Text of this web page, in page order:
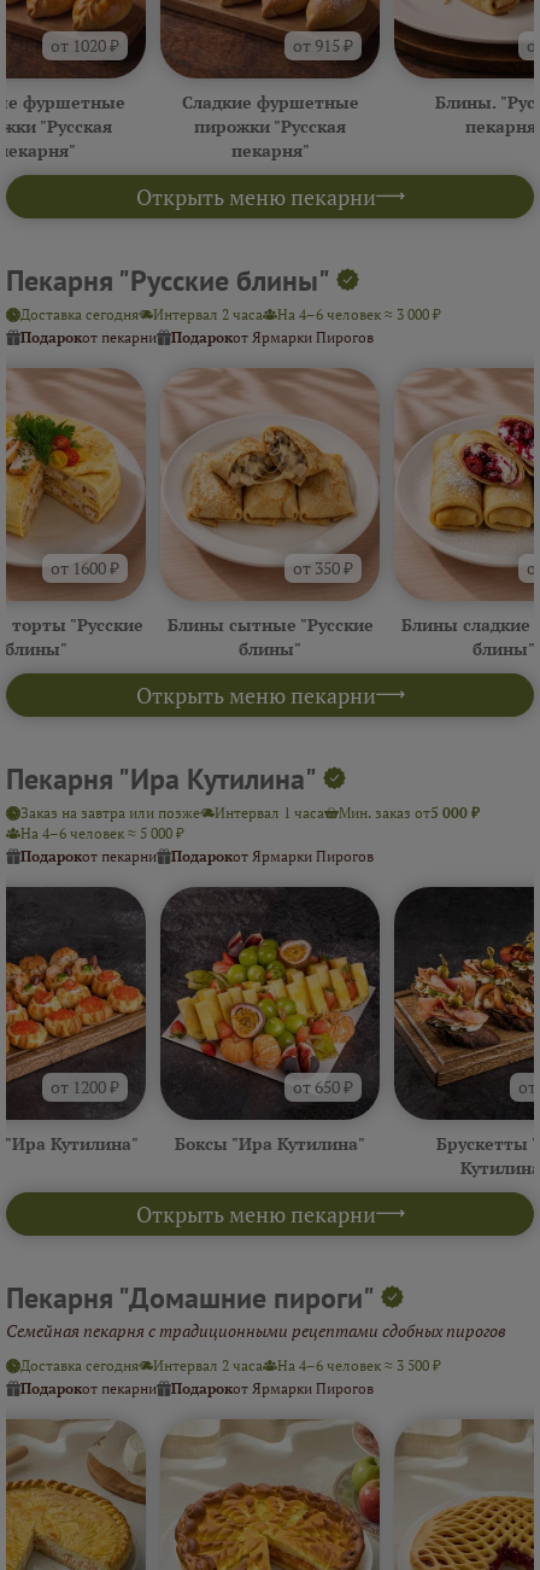
Открыть меню пекарни
от 1020 ₽
фуршетные
"Русская
от 915 ₽
Сладкие фуршетные
пирожки "Русская
пекарня"
Блины.
Пекарня "Русские блины"
Открыть меню пекарни
Доставка сегодня Интервал 2 часа
На 4–6 человек ≈ 3 000 ₽
Подарокот пекарни Подарокот Ярмарки Пирогов
от 1600 ₽
торты "Русские
блины"
от 350 ₽
Блины сытные "Русские
блины"
Блины сладкие
блины"
Пекарня "Ира Кутилина"
Открыть меню пекарни
Заказ на завтра или позже Интервал 1 часа Мин. заказ от5 000 ₽
На 4–6 человек ≈ 5 000 ₽
Подарокот пекарни Подарокот Ярмарки Пирогов
от 1200 ₽
"Ира Кутилина"
от 650 ₽
Боксы "Ира Кутилина"
Брускетты
Пекарня "Домашние пироги"
Семейная пекарня с традиционными рецептами сдобных пирогов
Доставка сегодня Интервал 2 часа
На 4–6 человек ≈ 3 500 ₽
Подарокот пекарни Подарокот Ярмарки Пирогов